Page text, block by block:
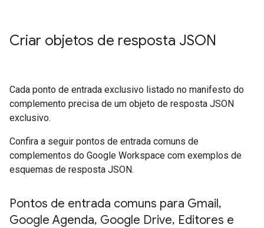
Criar objetos de resposta JSON
Cada ponto de entrada exclusivo listado no manifesto do
complemento precisa de um objeto de resposta JSON
exclusivo.
Confira a seguir pontos de entrada comuns de
complementos do Google Workspace com exemplos de
esquemas de resposta JSON.
Pontos de entrada comuns para Gmail,
Google Agenda, Google Drive, Editores e